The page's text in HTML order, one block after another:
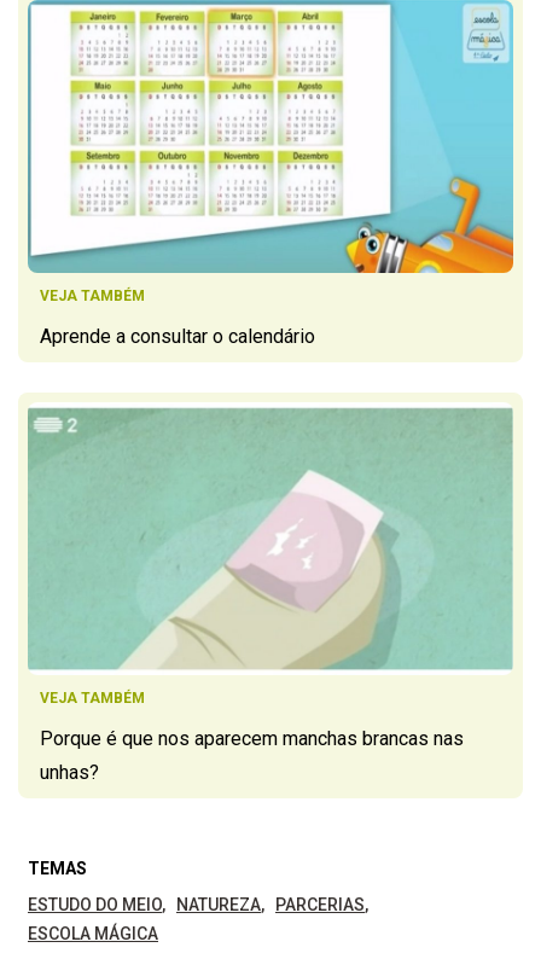
VEJA TAMBÉM
Aprende a consultar o calendário
VEJA TAMBÉM
Porque é que nos aparecem manchas brancas nas
unhas?
TEMAS
ESTUDO DO MEIO
NATUREZA
PARCERIAS
ESCOLA MÁGICA